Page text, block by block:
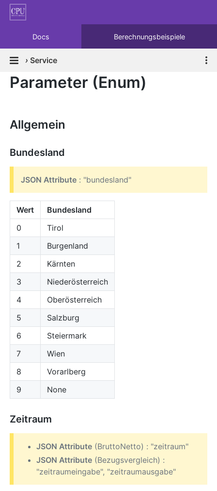
Docs Berechnungsbeispiele
› Service
Parameter (Enum)
Allgemein
Bundesland
JSON Attribute : "bundesland"
Wert
Bundesland
0
Tirol
1
Burgenland
2
Kärnten
3
Niederösterreich
4
Oberösterreich
5
Salzburg
6
Steiermark
7
Wien
8
Vorarlberg
9
None
Zeitraum
JSON Attribute (BruttoNetto) : "zeitraum"
JSON Attribute (Bezugsvergleich) :
"zeitraumeingabe", "zeitraumausgabe"